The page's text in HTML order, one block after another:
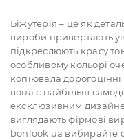
Біжутерія – це як
вироби привертають
підкреслюють красу
особливому кольорі
копіювала
вона є найбільш
ексклюзивним
виглядають фірмові
bonlook.ua вибирайте